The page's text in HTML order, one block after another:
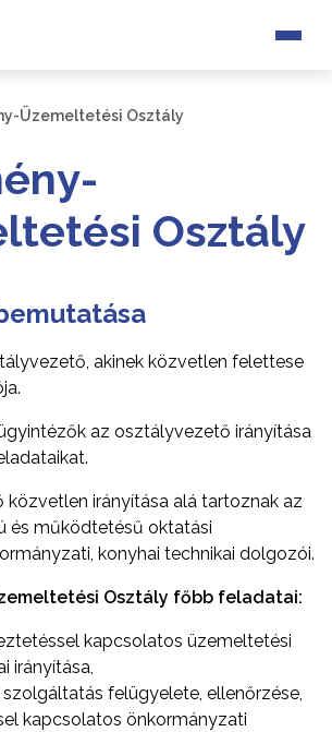
Üzemeltetési Osztály
Osztály
akinek közvetlen felettese
az osztályvezető irányítása
irányítása alá tartoznak az
és működtetésű oktatási
konyhai technikai dolgozói.
Osztály főbb feladatai:
kapcsolatos üzemeltetési
irányítása,
felügyelete, ellenőrzése,
kapcsolatos önkormányzati